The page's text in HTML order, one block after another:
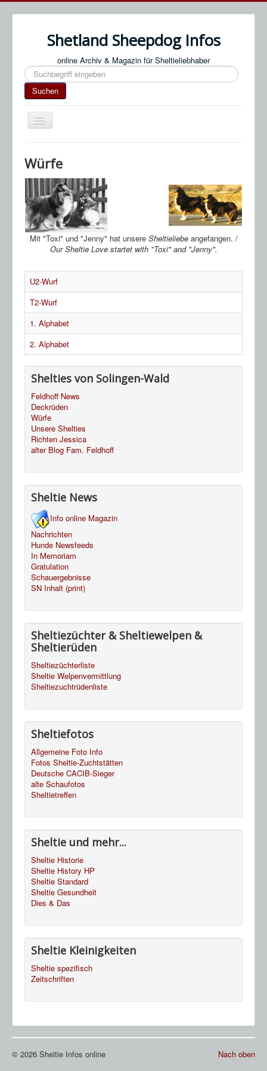
Shetland Sheepdog Infos
online Archiv & Magazin für Sheltieliebhaber
Suchen
Suchen
Navigation
an/aus
Impressum / Datenschutz
An- & Abmeldung
Termine / Veranstaltungen
Links
SN Blog
HP Ahnentafeln
Sheltie Archiv
Würfe
Mit "Toxi" und "Jenny" hat unsere Sheltieliebeangefangen. /
Our Sheltie Love startet with "Toxi" and "Jenny".
U2-Wurf
T2-Wurf
1. Alphabet
2. Alphabet
Shelties von Solingen-Wald
Feldhoff News
Deckrüden
Würfe
Unsere Shelties
Richten Jessica
alter Blog Fam. Feldhoff
Sheltie News
Info online Magazin
Nachrichten
Hunde Newsfeeds
In Memoriam
Gratulation
Schauergebnisse
SN Inhalt (print)
Sheltiezüchter & Sheltiewelpen &
Sheltierüden
Sheltiezüchterliste
Sheltie Welpenvermittlung
Sheltiezuchtrüdenliste
Sheltiefotos
Allgemeine Foto Info
Fotos Sheltie-Zuchtstätten
Deutsche CACIB-Sieger
alte Schaufotos
Sheltietreffen
Sheltie und mehr...
Sheltie Historie
Sheltie History HP
Sheltie Standard
Sheltie Gesundheit
Dies & Das
Sheltie Kleinigkeiten
Sheltie spezifisch
Zeitschriften
Nach oben
© 2026 Sheltie Infos online